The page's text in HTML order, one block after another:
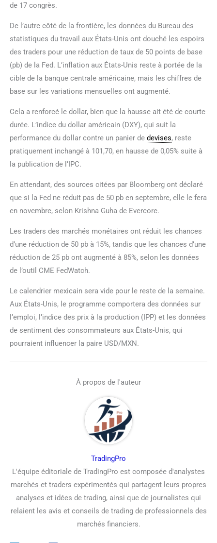
de 17 congrès.
De l’autre côté de la frontière, les données du Bureau des
statistiques du travail aux États-Unis ont douché les espoirs
des traders pour une réduction de taux de 50 points de base
(pb) de la Fed. L’inflation aux États-Unis reste à portée de la
cible de la banque centrale américaine, mais les chiffres de
base sur les variations mensuelles ont augmenté.
Cela a renforcé le dollar, bien que la hausse ait été de courte
durée. L’indice du dollar américain (DXY), qui suit la
performance du dollar contre un panier de devises, reste
pratiquement inchangé à 101,70, en hausse de 0,05% suite à
la publication de l’IPC.
En attendant, des sources citées par Bloomberg ont déclaré
que si la Fed ne réduit pas de 50 pb en septembre, elle le fera
en novembre, selon Krishna Guha de Evercore.
Les traders des marchés monétaires ont réduit les chances
d’une réduction de 50 pb à 15%, tandis que les chances d’une
réduction de 25 pb ont augmenté à 85%, selon les données
de l’outil CME FedWatch.
Le calendrier mexicain sera vide pour le reste de la semaine.
Aux États-Unis, le programme comportera des données sur
l’emploi, l’indice des prix à la production (IPP) et les données
de sentiment des consommateurs aux États-Unis, qui
pourraient influencer la paire USD/MXN.
À propos de l'auteur
TradingPro
L'équipe éditoriale de TradingPro est composée d'analystes
marchés et traders expérimentés qui partagent leurs propres
analyses et idées de trading, ainsi que de journalistes qui
relaient les avis et conseils de trading de professionnels des
marchés financiers.